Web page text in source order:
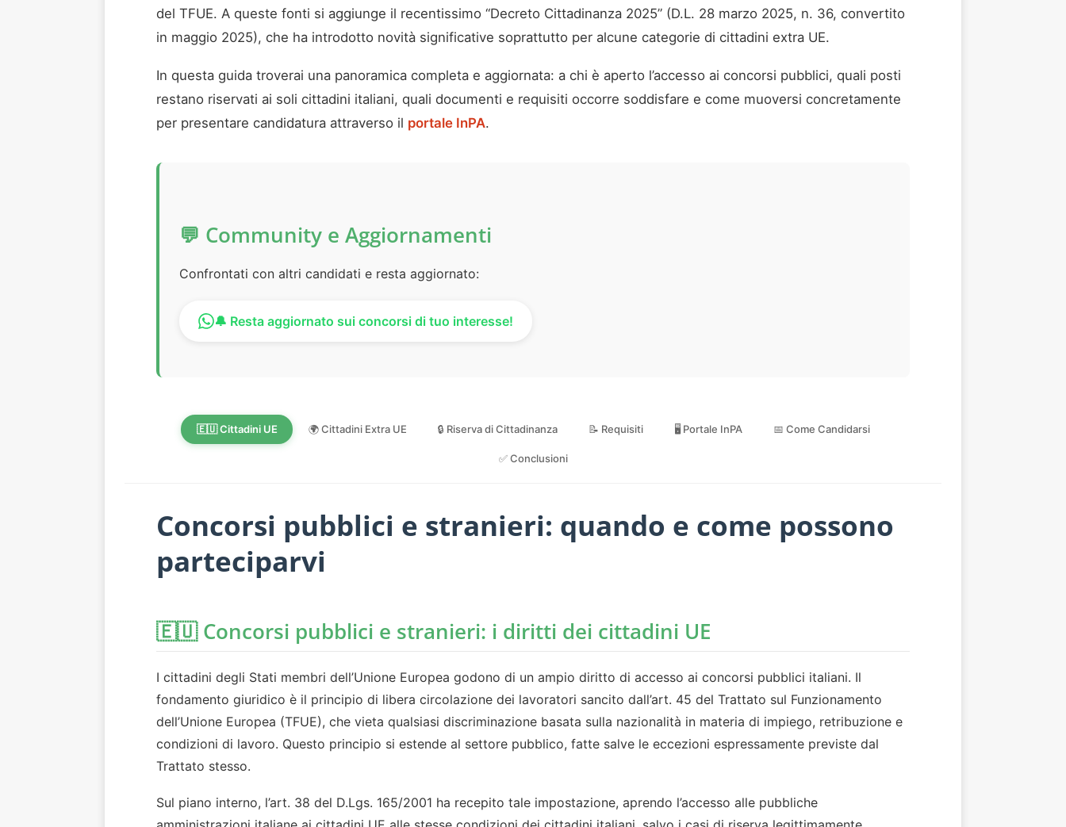
del TFUE. A queste fonti si aggiunge il recentissimo “Decreto Cittadinanza 2025” (D.L. 28 marzo 2025, n. 36, convertito
in maggio 2025), che ha introdotto novità significative soprattutto per alcune categorie di cittadini extra UE.
In questa guida troverai una panoramica completa e aggiornata: a chi è aperto l’accesso ai concorsi pubblici, quali posti
restano riservati ai soli cittadini italiani, quali documenti e requisiti occorre soddisfare e come muoversi concretamente
per presentare candidatura attraverso il portale InPA.
💬 Community e Aggiornamenti
Confrontati con altri candidati e resta aggiornato:
🔔 Resta aggiornato sui concorsi di tuo interesse!
🇪🇺 Cittadini UE 🌍 Cittadini Extra UE 🔒 Riserva di Cittadinanza 📝 Requisiti 🖥️ Portale InPA 📅 Come Candidarsi
✅ Conclusioni
Concorsi pubblici e stranieri: quando e come possono
parteciparvi
🇪🇺 Concorsi pubblici e stranieri: i diritti dei cittadini UE
I cittadini degli Stati membri dell’Unione Europea godono di un ampio diritto di accesso ai concorsi pubblici italiani. Il
fondamento giuridico è il principio di libera circolazione dei lavoratori sancito dall’art. 45 del Trattato sul Funzionamento
dell’Unione Europea (TFUE), che vieta qualsiasi discriminazione basata sulla nazionalità in materia di impiego, retribuzione e
condizioni di lavoro. Questo principio si estende al settore pubblico, fatte salve le eccezioni espressamente previste dal
Trattato stesso.
Sul piano interno, l’art. 38 del D.Lgs. 165/2001 ha recepito tale impostazione, aprendo l’accesso alle pubbliche